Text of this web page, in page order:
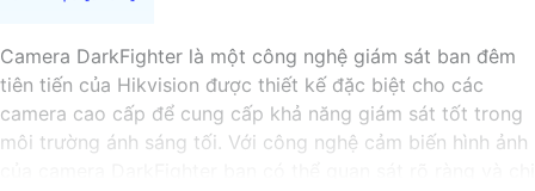
Camera DarkFighter là một công nghệ giám sát ban đêm
tiên tiến của Hikvision được thiết kế đặc biệt cho các
camera cao cấp để cung cấp khả năng giám sát tốt trong
môi trường ánh sáng tối. Với công nghệ cảm biến hình ảnh